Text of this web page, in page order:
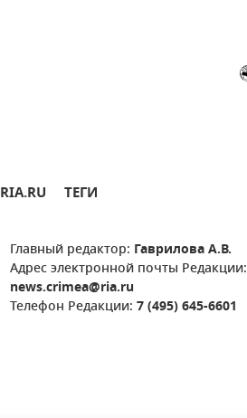
RIA.RU ТЕГИ
Главный редактор: Гаврилова А.В.
Адрес электронной почты Редакции:
news.crimea@ria.ru
Телефон Редакции: 7 (495) 645-6601